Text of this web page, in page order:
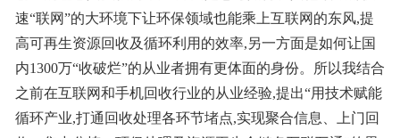
速“联网”的大环境下让环保领域也能乘上互联网的东风,提
高可再生资源回收及循环利用的效率,另一方面是如何让国
内1300万“收破烂”的从业者拥有更体面的身份。所以我结合
之前在互联网和手机回收行业的从业经验,提出“用技术赋能
循环产业,打通回收处理各环节堵点,实现聚合信息、上门回